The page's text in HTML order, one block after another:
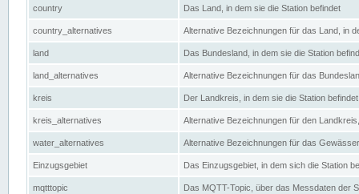
country Das Land, in dem sie die Station befindet
country_alternatives Alternative Bezeichnungen für das Land, in
land Das Bundesland, in dem sie die Station
land_alternatives Alternative Bezeichnungen für das
kreis Der Landkreis, in dem sie die Station befindet
kreis_alternatives Alternative Bezeichnungen für den
water_alternatives Alternative Bezeichnungen für das
Einzugsgebiet Das Einzugsgebiet, in dem sich die Station
mqtttopic Das MQTT-Topic, über das Messdaten der